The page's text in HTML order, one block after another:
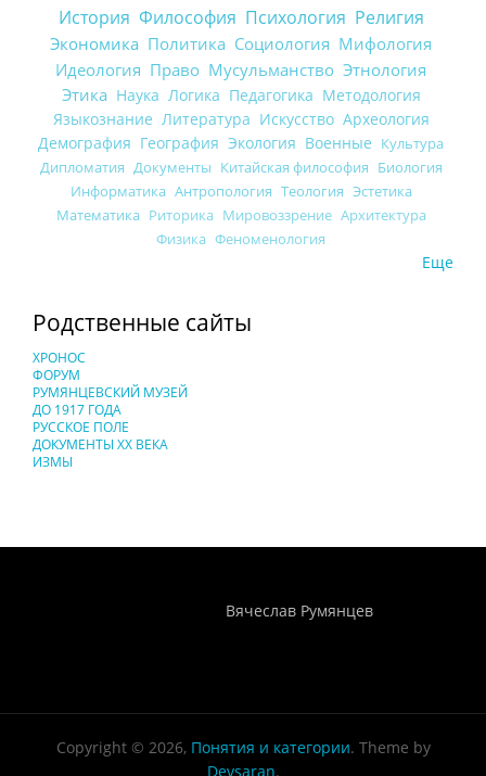
История Философия Психология Религия
Экономика Политика Социология Мифология
Идеология Право Мусульманство Этнология
Этика Наука Логика Педагогика Методология
Языкознание Литература Искусство Археология
Демография География Экология Военные Культура
Дипломатия Документы Китайская философия Биология
Информатика Антропология Теология Эстетика
Математика Риторика Мировоззрение Архитектура
Физика Феноменология
Еще
Родственные сайты
ХРОНОС
ФОРУМ
РУМЯНЦЕВСКИЙ МУЗЕЙ
ДО 1917 ГОДА
РУССКОЕ ПОЛЕ
ДОКУМЕНТЫ XX ВЕКА
ИЗМЫ
Вячеслав Румянцев
Copyright © 2026, Понятия и категории. Theme by
Devsaran.